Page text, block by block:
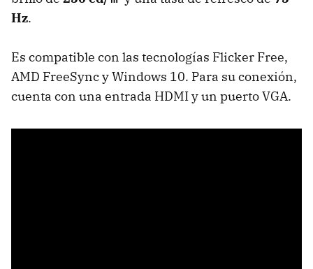
Hz.
Es compatible con las tecnologías Flicker Free,
AMD FreeSync y Windows 10. Para su conexión,
cuenta con una entrada HDMI y un puerto VGA.